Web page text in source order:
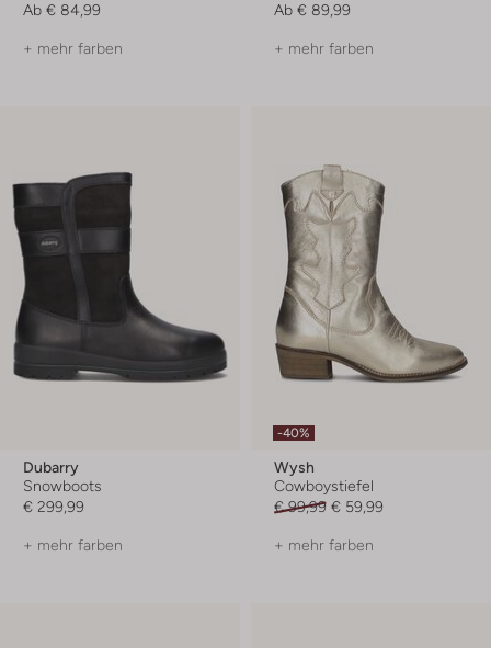
Ab € 84,99
+ mehr farben
Ab € 89,99
+ mehr farben
Dubarry
Snowboots
€ 299,99
+ mehr farben
-40%
Wysh
Cowboystiefel
€ 99,99 € 59,99
+ mehr farben